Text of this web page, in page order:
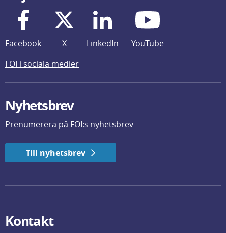
Facebook X LinkedIn
YouTube
FOI i sociala medier
Nyhetsbrev
Prenumerera på FOI:s nyhetsbrev
Till nyhetsbrev
Kontakt